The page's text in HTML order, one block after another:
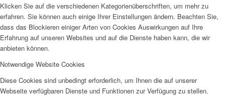
Klicken Sie auf die verschiedenen Kategorienüberschriften, um mehr zu
erfahren. Sie können auch einige Ihrer Einstellungen ändern. Beachten Sie,
dass das Blockieren einiger Arten von Cookies Auswirkungen auf Ihre
Erfahrung auf unseren Websites und auf die Dienste haben kann, die wir
anbieten können.
Notwendige Website Cookies
Diese Cookies sind unbedingt erforderlich, um Ihnen die auf unserer
Webseite verfügbaren Dienste und Funktionen zur Verfügung zu stellen.